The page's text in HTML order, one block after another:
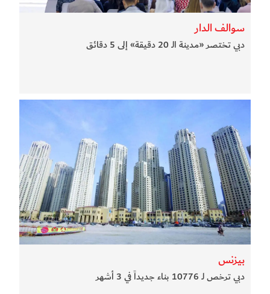
سوالف الدار
دبي تختصر «مدينة الـ 20 دقيقة» إلى 5 دقائق
بيزنس
دبي ترخص لـ 10776 بناء جديداً في 3 أشهر